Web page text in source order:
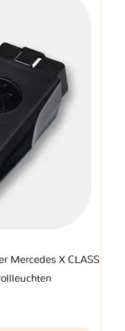
Mercedes X CLASS